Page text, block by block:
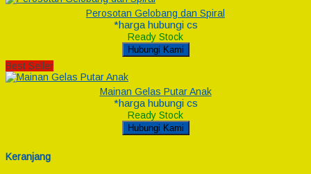
Perosotan Gelobang dan Spiral
*harga hubungi cs
Ready Stock
Hubungi Kami
Best Seller
Mainan Gelas Putar Anak
*harga hubungi cs
Ready Stock
Hubungi Kami
Keranjang